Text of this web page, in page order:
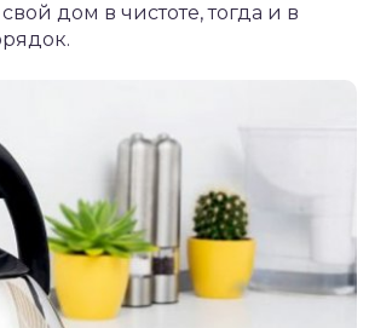
дом в чистоте, тогда и в